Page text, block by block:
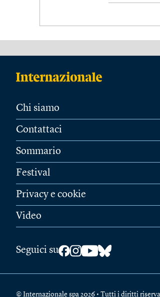
Chi siamo
Contattaci
Sommario
Festival
Privacy e cookie
Video
Seguici su
© Internazionale spa 2026 • Tutti i diritti